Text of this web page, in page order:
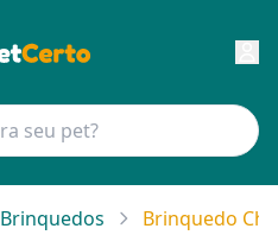
Brinquedos Brinquedo